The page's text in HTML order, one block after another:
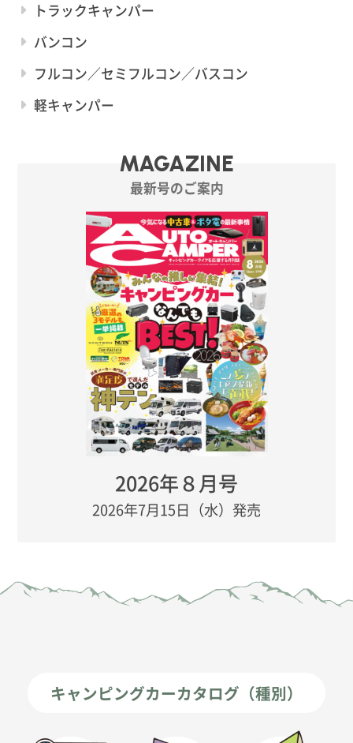
トラックキャンパー
バンコン
フルコン／セミフルコン／バスコン
軽キャンパー
MAGAZINE
最新号のご案内
2026年８月号
2026年7月15日（水）発売
キャンピングカーカタログ（種別）